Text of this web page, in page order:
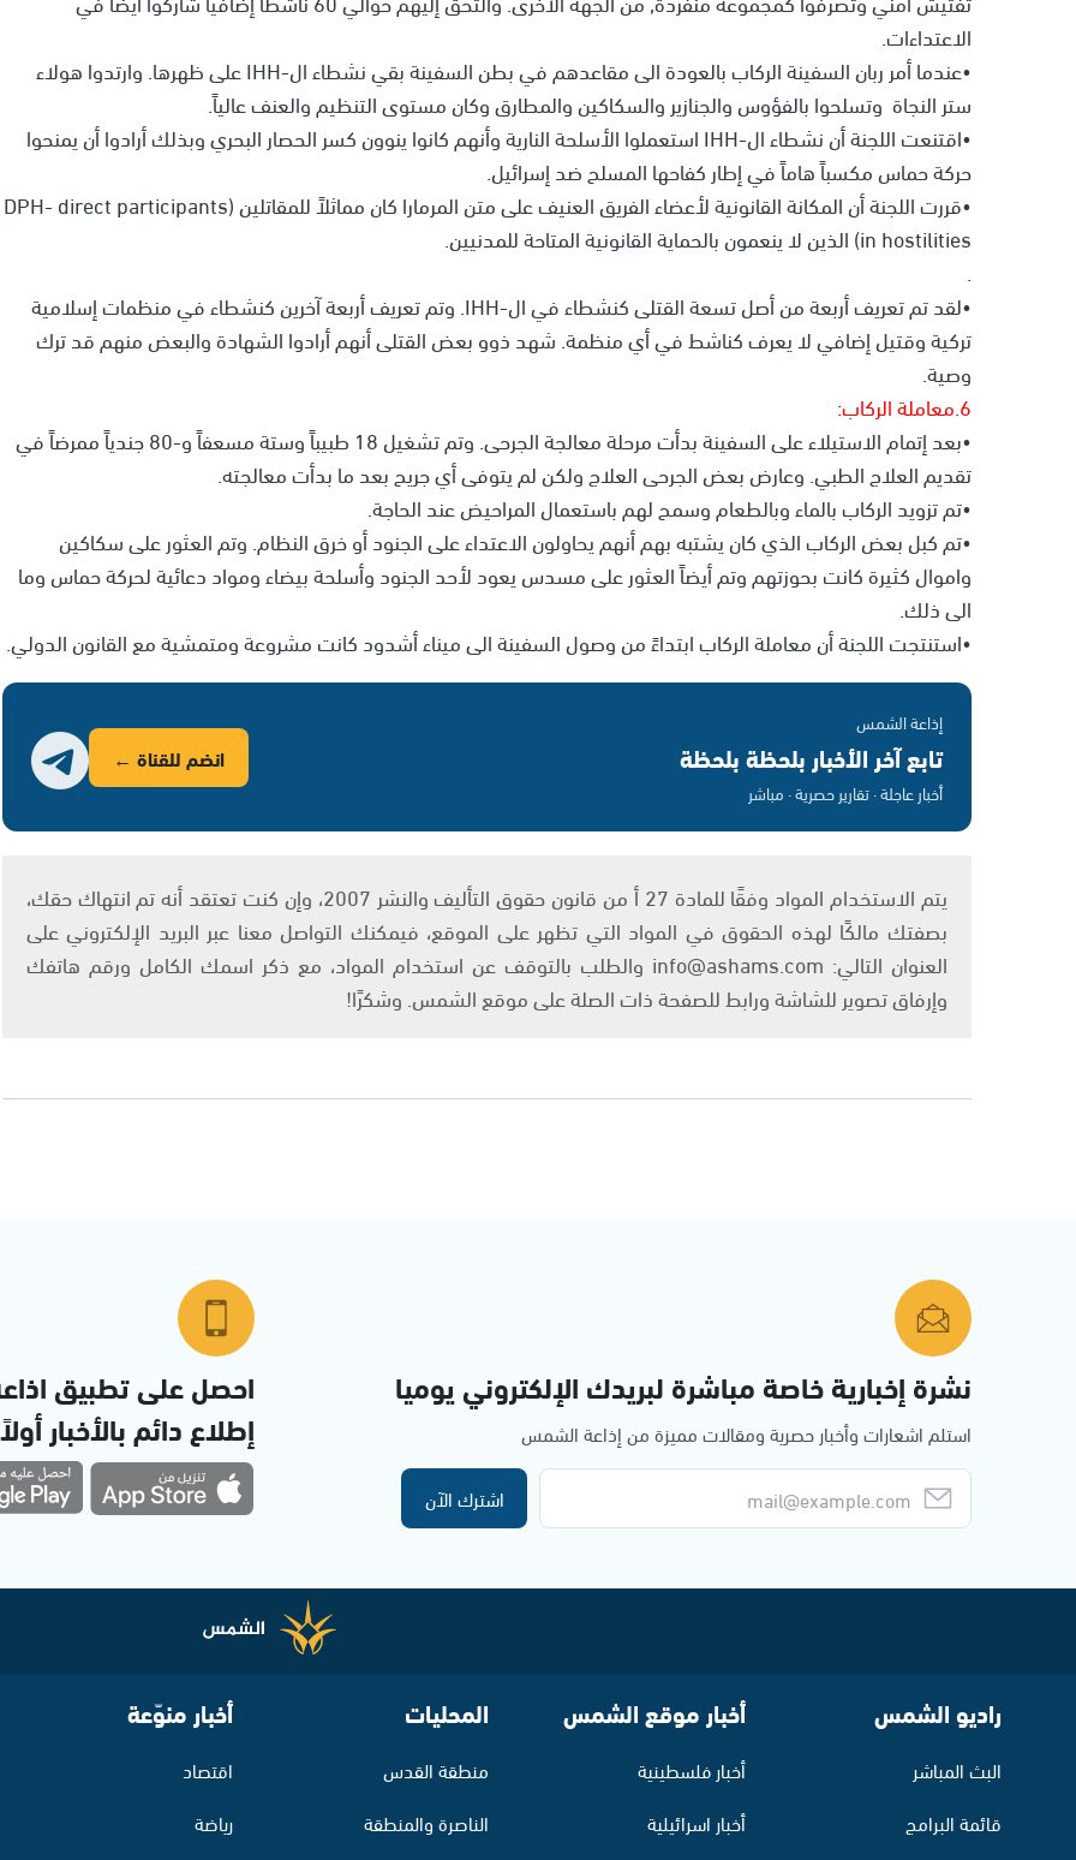
الاعتداءات.
•عندما أمر ربان السفينة الركاب بالعودة الى مقاعدهم في بطن السفينة بقي نشطاء ال-IHH على ظهرها. وارتدوا هولاء
ستر النجاة وتسلحوا بالفؤوس والجنازير والسكاكين والمطارق وكان مستوى التنظيم والعنف عالياً.
•اقتنعت اللجنة أن نشطاء ال-IHH استعملوا الأسلحة النارية وأنهم كانوا ينوون كسر الحصار البحري وبذلك أرادوا أن يمنحوا
حركة حماس مكسباً هاماً في إطار كفاحها المسلح ضد إسرائيل.
•قررت اللجنة أن المكانة القانونية لأعضاء الفريق العنيف على متن المرمارا كان مماثلاً للمقاتلين (DPH- direct participants
in hostilities) الذين لا ينعمون بالحماية القانونية المتاحة للمدنيين.
.
•لقد تم تعريف أربعة من أصل تسعة القتلى كنشطاء في ال-IHH. وتم تعريف أربعة آخرين كنشطاء في منظمات إسلامية
تركية وقتيل إضافي لا يعرف كناشط في أي منظمة. شهد ذوو بعض القتلى أنهم أرادوا الشهادة والبعض منهم قد ترك
وصية.
6.معاملة الركاب:
•بعد إتمام الاستيلاء على السفينة بدأت مرحلة معالجة الجرحى. وتم تشغيل 18 طبيباً وستة مسعفاً و-80 جندياً ممرضاً في
تقديم العلاج الطبي. وعارض بعض الجرحى العلاج ولكن لم يتوفى أي جريح بعد ما بدأت معالجته.
•تم تزويد الركاب بالماء وبالطعام وسمح لهم باستعمال المراحيض عند الحاجة.
•تم كبل بعض الركاب الذي كان يشتبه بهم أنهم يحاولون الاعتداء على الجنود أو خرق النظام. وتم العثور على سكاكين
واموال كثيرة كانت بحوزتهم وتم أيضاً العثور على مسدس يعود لأحد الجنود وأسلحة بيضاء ومواد دعائية لحركة حماس وما
الى ذلك.
•استنتجت اللجنة أن معاملة الركاب ابتداءً من وصول السفينة الى ميناء أشدود كانت مشروعة ومتمشية مع القانون الدولي.
إذاعة الشمس
تابع آخر الأخبار بلحظة بلحظة
أخبار عاجلة · تقارير حصرية · مباشر
انضم للقناة ←
يتم الاستخدام المواد وفقًا للمادة 27 أ من قانون حقوق التأليف والنشر 2007، وإن كنت تعتقد أنه تم انتهاك حقك،
بصفتك مالكًا لهذه الحقوق في المواد التي تظهر على الموقع، فيمكنك التواصل معنا عبر البريد الإلكتروني على
العنوان التالي: info@ashams.com والطلب بالتوقف عن استخدام المواد، مع ذكر اسمك الكامل ورقم هاتفك
وإرفاق تصوير للشاشة ورابط للصفحة ذات الصلة على موقع الشمس. وشكرًا!
نشرة إخبارية خاصة مباشرة لبريدك الإلكتروني يوميا
استلم اشعارات وأخبار حصرية ومقالات مميزة من إذاعة الشمس
اشترك الآن
احصل على تطبيق
إطلاع دائم بالأخبار
راديو الشمس
البث المباشر
قائمة البرامج
أخبار موقع الشمس
أخبار فلسطينية
أخبار اسرائيلية
المحليات
منطقة القدس
الناصرة والمنطقة
أخبار منوّعة
اقتصاد
رياضة